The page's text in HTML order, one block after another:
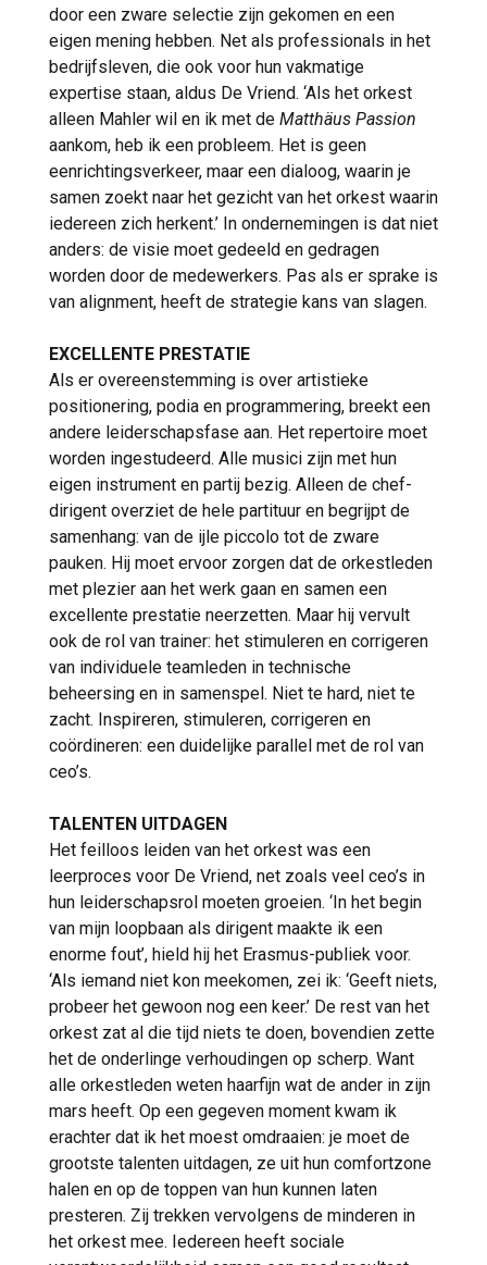
door een zware selectie zijn gekomen en een
eigen mening hebben. Net als professionals in het
bedrijfsleven, die ook voor hun vakmatige
expertise staan, aldus De Vriend. ‘Als het orkest
alleen Mahler wil en ik met de Matthäus Passion
aankom, heb ik een probleem. Het is geen
eenrichtingsverkeer, maar een dialoog, waarin je
samen zoekt naar het gezicht van het orkest waarin
iedereen zich herkent.’ In ondernemingen is dat niet
anders: de visie moet gedeeld en gedragen
worden door de medewerkers. Pas als er sprake is
van alignment, heeft de strategie kans van slagen.
EXCELLENTE PRESTATIE
Als er overeenstemming is over artistieke
positionering, podia en programmering, breekt een
andere leiderschapsfase aan. Het repertoire moet
worden ingestudeerd. Alle musici zijn met hun
eigen instrument en partij bezig. Alleen de chef-
dirigent overziet de hele partituur en begrijpt de
samenhang: van de ijle piccolo tot de zware
pauken. Hij moet ervoor zorgen dat de orkestleden
met plezier aan het werk gaan en samen een
excellente prestatie neerzetten. Maar hij vervult
ook de rol van trainer: het stimuleren en corrigeren
van individuele teamleden in technische
beheersing en in samenspel. Niet te hard, niet te
zacht. Inspireren, stimuleren, corrigeren en
coördineren: een duidelijke parallel met de rol van
ceo’s.
TALENTEN UITDAGEN
Het feilloos leiden van het orkest was een
leerproces voor De Vriend, net zoals veel ceo’s in
hun leiderschapsrol moeten groeien. ‘In het begin
van mijn loopbaan als dirigent maakte ik een
enorme fout’, hield hij het Erasmus-publiek voor.
‘Als iemand niet kon meekomen, zei ik: ‘Geeft niets,
probeer het gewoon nog een keer.’ De rest van het
orkest zat al die tijd niets te doen, bovendien zette
het de onderlinge verhoudingen op scherp. Want
alle orkestleden weten haarfijn wat de ander in zijn
mars heeft. Op een gegeven moment kwam ik
erachter dat ik het moest omdraaien: je moet de
grootste talenten uitdagen, ze uit hun comfortzone
halen en op de toppen van hun kunnen laten
presteren. Zij trekken vervolgens de minderen in
het orkest mee. Iedereen heeft sociale